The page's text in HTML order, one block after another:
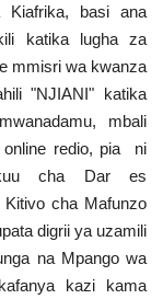
Kiafrika, basi ana
katika lugha za
mmisri wa kwanza
"NJIANI" katika
mbali
redio, pia ni
cha Dar es
Kitivo cha Mafunzo
digrii ya uzamili
na Mpango wa
kazi kama